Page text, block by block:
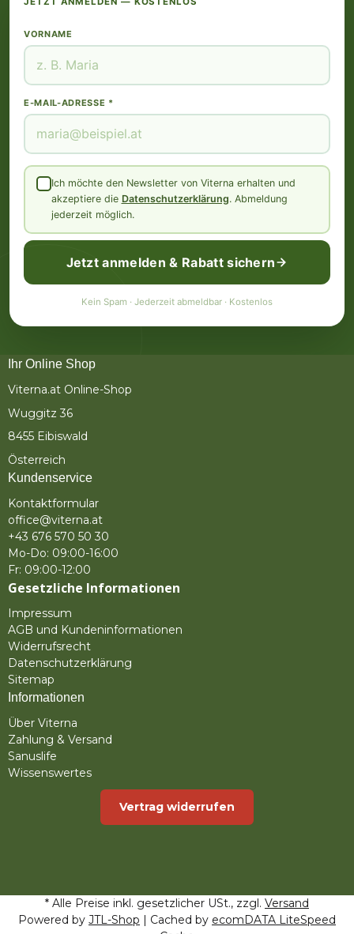
VORNAME
E-MAIL-ADRESSE *
Ich möchte den Newsletter von Viterna erhalten und
akzeptiere die Datenschutzerklärung. Abmeldung
jederzeit möglich.
Jetzt anmelden & Rabatt sichern
Kein Spam · Jederzeit abmeldbar · Kostenlos
Ihr Online Shop
Viterna.at Online-Shop
Wuggitz 36
8455 Eibiswald
Österreich
Kundenservice
Kontaktformular
office@viterna.at
+43 676 570 50 30
Mo-Do: 09:00-16:00
Fr: 09:00-12:00
Gesetzliche Informationen
Impressum
AGB und Kundeninformationen
Widerrufsrecht
Datenschutzerklärung
Sitemap
Informationen
Über Viterna
Zahlung & Versand
Sanuslife
Wissenswertes
Vertrag widerrufen
* Alle Preise inkl. gesetzlicher USt., zzgl. Versand
Powered by JTL-Shop | Cached by ecomDATA LiteSpeed